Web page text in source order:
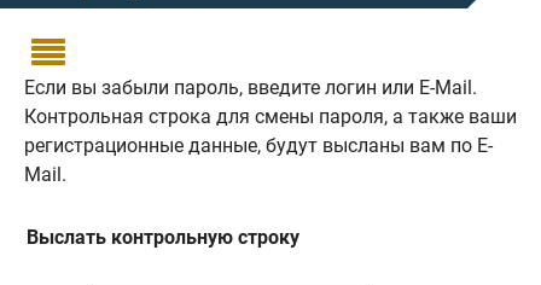

Если вы забыли пароль, введите логин или E-Mail.
Контрольная строка для смены пароля, а также ваши
регистрационные данные, будут высланы вам по E-
Mail.
Выслать контрольную строку